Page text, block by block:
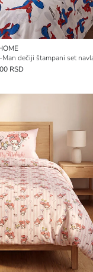
RSD